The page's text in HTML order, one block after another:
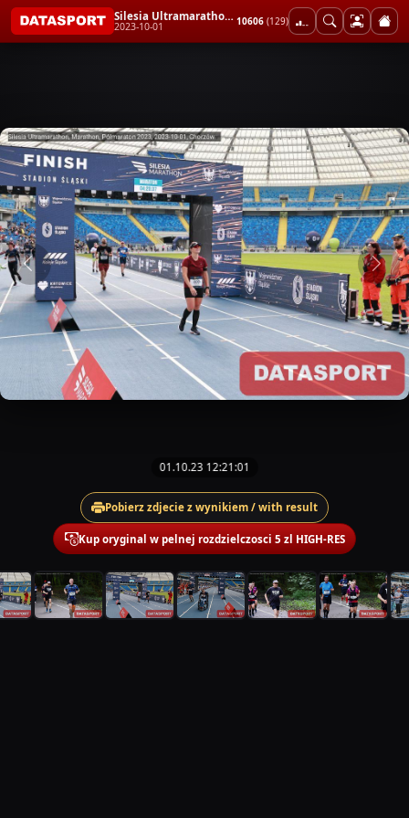
Silesia Ultramarathon, Marathon, Półmaraton 2023
2023-10-01 10606 (129)
01.10.23 12:21:01
Pobierz zdjecie z wynikiem / with result
Kup oryginal w pelnej rozdzielczosci 5 zl HIGH-RES